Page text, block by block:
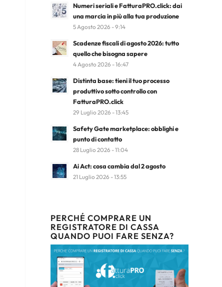
Numeri seriali e FatturaPRO.click: dai
una marcia in più alla tua produzione
5 Agosto 2026 - 9:14
Scadenze fiscali di agosto 2026: tutto
quello che bisogna sapere
4 Agosto 2026 - 16:47
Distinta base: tieni il tuo processo
produttivo sotto controllo con
FatturaPRO.click
29 Luglio 2026 - 13:45
Safety Gate marketplace: obblighi e
punto di contatto
28 Luglio 2026 - 11:04
Ai Act: cosa cambia dal 2 agosto
21 Luglio 2026 - 13:55
PERCHÉ COMPRARE UN
REGISTRATORE DI CASSA
QUANDO PUOI FARE SENZA?